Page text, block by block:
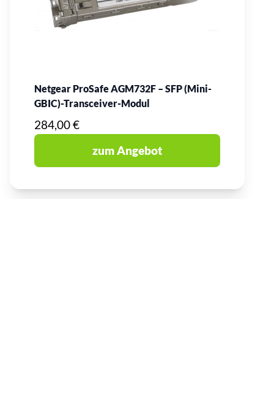
Netgear ProSafe AGM732F – SFP (Mini-
GBIC)-Transceiver-Modul
284,00 €
zum Angebot